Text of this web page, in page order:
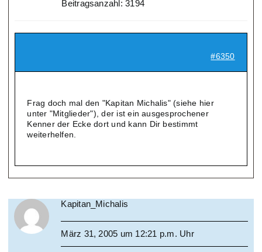
Beitragsanzahl: 3194
#6350
Frag doch mal den "Kapitan Michalis" (siehe hier
unter "Mitglieder"), der ist ein ausgesprochener
Kenner der Ecke dort und kann Dir bestimmt
weiterhelfen.
Kapitan_Michalis
März 31, 2005 um 12:21 p.m. Uhr